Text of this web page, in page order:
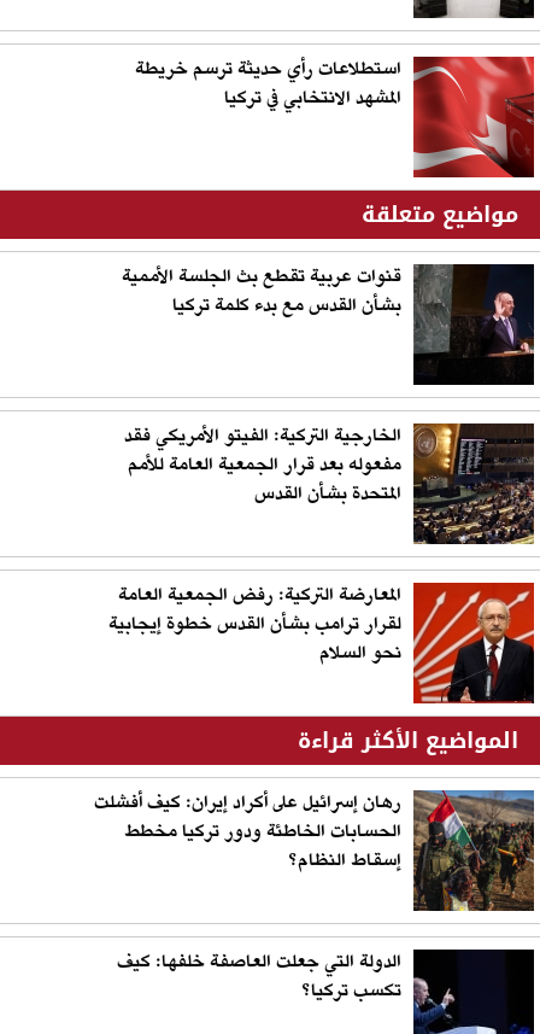
استطلاعات رأي حديثة ترسم خريطة
المشهد الانتخابي في تركيا
مواضيع متعلقة
قنوات عربية تقطع بث الجلسة الأممية
بشأن القدس مع بدء كلمة تركيا
الخارجية التركية: الفيتو الأمريكي فقد
مفعوله بعد قرار الجمعية العامة للأمم
المتحدة بشأن القدس
المعارضة التركية: رفض الجمعية العامة
لقرار ترامب بشأن القدس خطوة إيجابية
نحو السلام
المواضيع الأكثر قراءة
رهان إسرائيل على أكراد إيران: كيف أفشلت
الحسابات الخاطئة ودور تركيا مخطط
إسقاط النظام؟
الدولة التي جعلت العاصفة خلفها: كيف
تكسب تركيا؟